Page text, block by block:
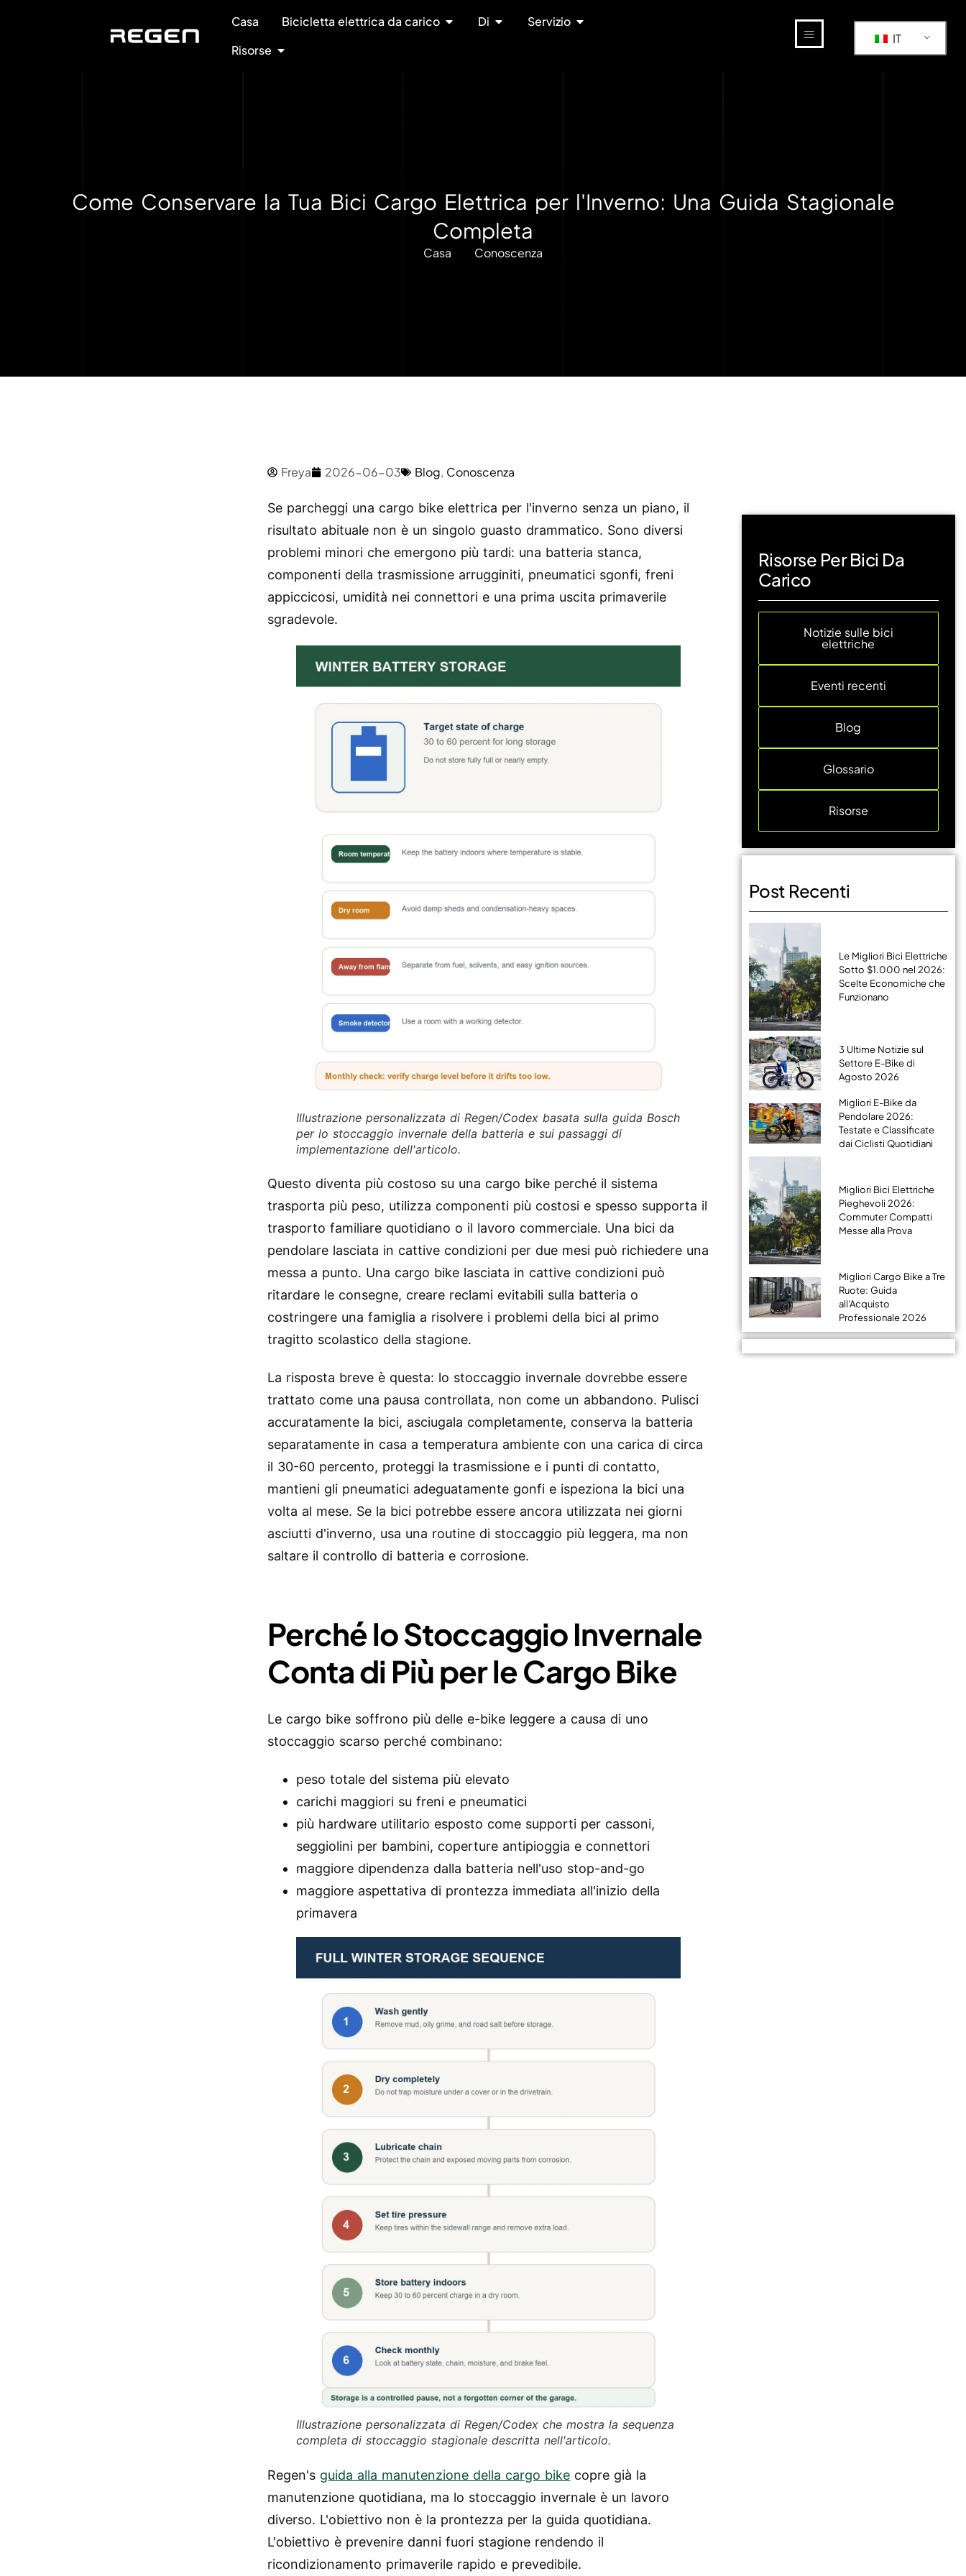
Casa Bicicletta elettrica da carico Di
Servizio
Risorse
IT
Come Conservare la Tua Bici Cargo Elettrica per l'Inverno: Una Guida Stagionale
Completa
Casa Conoscenza
Freya 2026-06-03 Blog, Conoscenza
Se parcheggi una cargo bike elettrica per l'inverno senza un piano, il
risultato abituale non è un singolo guasto drammatico. Sono diversi
problemi minori che emergono più tardi: una batteria stanca,
componenti della trasmissione arrugginiti, pneumatici sgonfi, freni
appiccicosi, umidità nei connettori e una prima uscita primaverile
sgradevole.
Illustrazione personalizzata di Regen/Codex basata sulla guida Bosch
per lo stoccaggio invernale della batteria e sui passaggi di
implementazione dell'articolo.
Questo diventa più costoso su una cargo bike perché il sistema
trasporta più peso, utilizza componenti più costosi e spesso supporta il
trasporto familiare quotidiano o il lavoro commerciale. Una bici da
pendolare lasciata in cattive condizioni per due mesi può richiedere una
messa a punto. Una cargo bike lasciata in cattive condizioni può
ritardare le consegne, creare reclami evitabili sulla batteria o
costringere una famiglia a risolvere i problemi della bici al primo
tragitto scolastico della stagione.
La risposta breve è questa: lo stoccaggio invernale dovrebbe essere
trattato come una pausa controllata, non come un abbandono. Pulisci
accuratamente la bici, asciugala completamente, conserva la batteria
separatamente in casa a temperatura ambiente con una carica di circa
il 30-60 percento, proteggi la trasmissione e i punti di contatto,
mantieni gli pneumatici adeguatamente gonfi e ispeziona la bici una
volta al mese. Se la bici potrebbe essere ancora utilizzata nei giorni
asciutti d'inverno, usa una routine di stoccaggio più leggera, ma non
saltare il controllo di batteria e corrosione.
Perché lo Stoccaggio Invernale
Conta di Più per le Cargo Bike
Le cargo bike soffrono più delle e-bike leggere a causa di uno
stoccaggio scarso perché combinano:
peso totale del sistema più elevato
carichi maggiori su freni e pneumatici
più hardware utilitario esposto come supporti per cassoni,
seggiolini per bambini, coperture antipioggia e connettori
maggiore dipendenza dalla batteria nell'uso stop-and-go
maggiore aspettativa di prontezza immediata all'inizio della
primavera
Illustrazione personalizzata di Regen/Codex che mostra la sequenza
completa di stoccaggio stagionale descritta nell'articolo.
Regen's guida alla manutenzione della cargo bike copre già la
manutenzione quotidiana, ma lo stoccaggio invernale è un lavoro
diverso. L'obiettivo non è la prontezza per la guida quotidiana.
L'obiettivo è prevenire danni fuori stagione rendendo il
ricondizionamento primaverile rapido e prevedibile.
Risorse Per Bici Da
Carico
Notizie sulle bici
elettriche
Eventi recenti
Blog
Glossario
Risorse
Post Recenti
Le Migliori Bici Elettriche
Sotto $1.000 nel 2026:
Scelte Economiche che
Funzionano
3 Ultime Notizie sul
Settore E-Bike di
Agosto 2026
Migliori E-Bike da
Pendolare 2026:
Testate e Classificate
dai Ciclisti Quotidiani
Migliori Bici Elettriche
Pieghevoli 2026:
Commuter Compatti
Messe alla Prova
Migliori Cargo Bike a Tre
Ruote: Guida
all'Acquisto
Professionale 2026